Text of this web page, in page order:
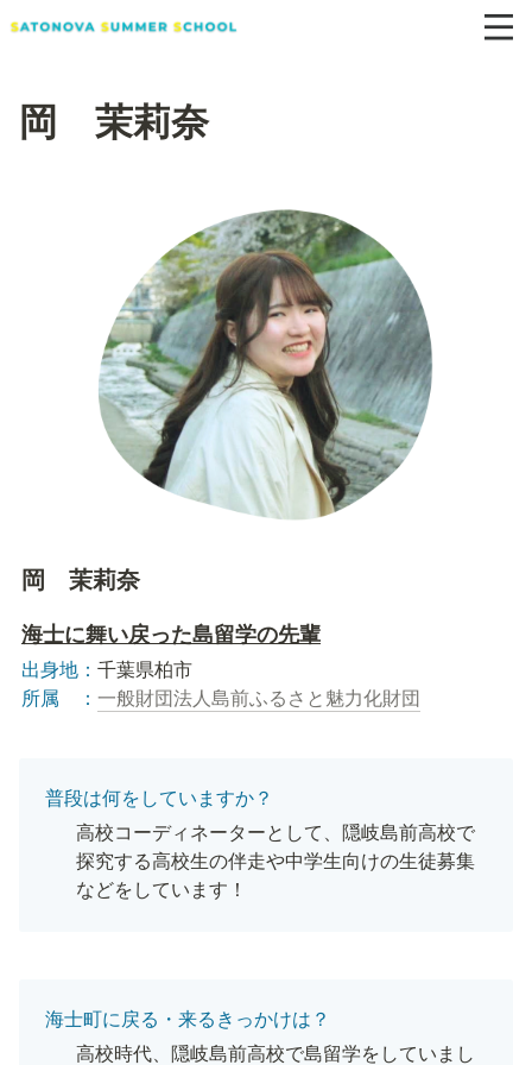
岡 茉莉奈
岡　茉莉奈
海士に舞い戻った島留学の先輩
出身地：
所属　： 一般財団法人島前ふるさと魅力化財団
普段は何をしていますか？
高校コーディネーターとして、隠岐島前高校で
探究する高校生の伴走や中学生向けの生徒募集
などをしています！
海士町に戻る・来るきっかけは？
高校時代、隠岐島前高校で島留学をしていまし